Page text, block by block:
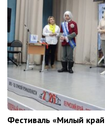
Фестиваль «Милый